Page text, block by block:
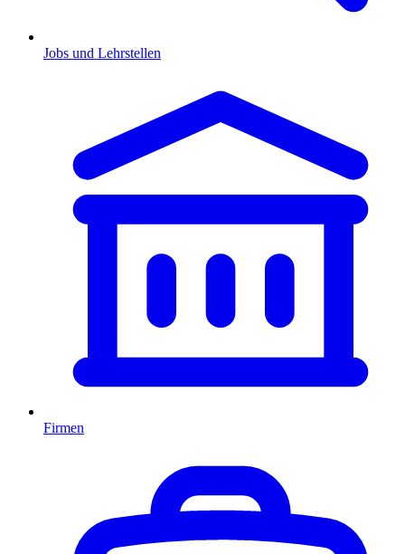
Jobs und Lehrstellen
Firmen